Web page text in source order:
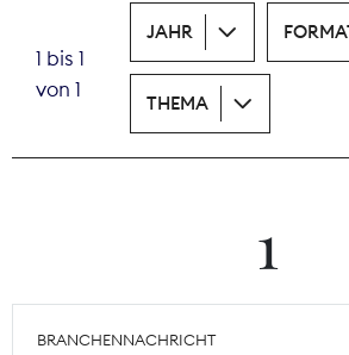
Theodor-Wolff-Preis
1 bis 1
von 1
JAHR
THEMA
1
BRANCHENNACHRICHT